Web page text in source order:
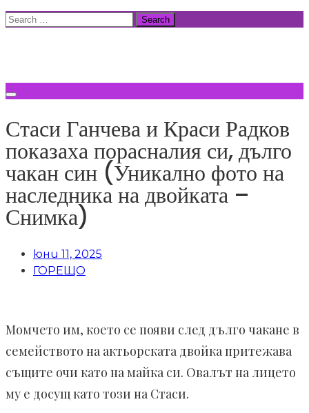
Skip
Search
Стаси Ганчева и Краси Радков
показаха порасналия си, дълго
чакан син (Уникално фото на
наследника на двойката –
Снимка)
юни 11, 2025
ГОРЕЩО
Момчето им, което се появи след дълго чакане в
семейството на актьорската двойка притежава
същите очи като на майка си. Овалът на лицето
му е досущ като този на Стаси.